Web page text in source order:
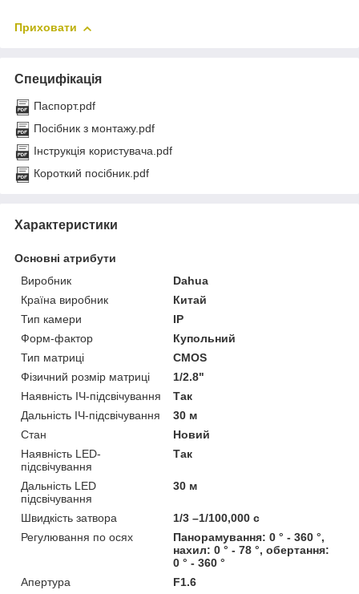
Приховати
Специфікація
Паспорт.pdf
Посібник з монтажу.pdf
Інструкція користувача.pdf
Короткий посібник.pdf
Характеристики
Основні атрибути
Виробник
Dahua
Країна виробник
Китай
Тип камери
IP
Форм-фактор
Купольний
Тип матриці
CMOS
Фізичний розмір матриці
1/2.8"
Наявність ІЧ-підсвічування
Так
Дальність ІЧ-підсвічування
30 м
Стан
Новий
Наявність LED-
підсвічування
Так
Дальність LED
підсвічування
30 м
Швидкість затвора
1/3 –1/100,000 с
Регулювання по осях
Панорамування: 0 ° - 360 °,
нахил: 0 ° - 78 °, обертання:
0 ° - 360 °
Апертура
F1.6